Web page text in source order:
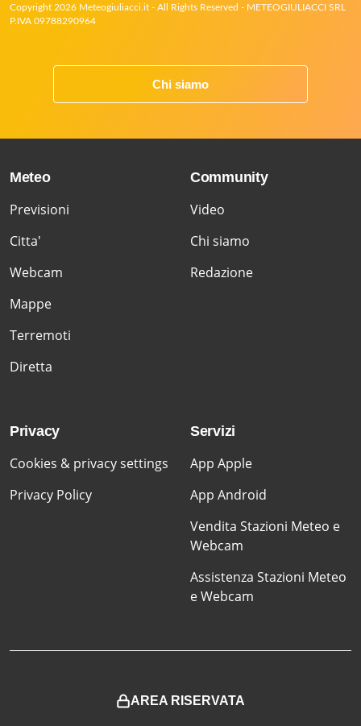
Copyright 2026 Meteogiuliacci.it - All Rights Reserved - METEOGIULIACCI SRL
P.IVA 09788290964
Chi siamo
Meteo
Previsioni
Citta'
Webcam
Mappe
Terremoti
Diretta
Community
Video
Chi siamo
Redazione
Privacy
Cookies & privacy settings
Privacy Policy
Servizi
App Apple
App Android
Vendita Stazioni Meteo e
Webcam
Assistenza Stazioni Meteo
e Webcam
AREA RISERVATA